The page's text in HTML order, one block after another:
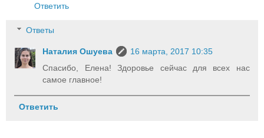
Ответить
Ответы
Наталия Ошуева
16 марта, 2017 10:35
Спасибо, Елена! Здоровье сейчас для всех нас
самое главное!
Ответить